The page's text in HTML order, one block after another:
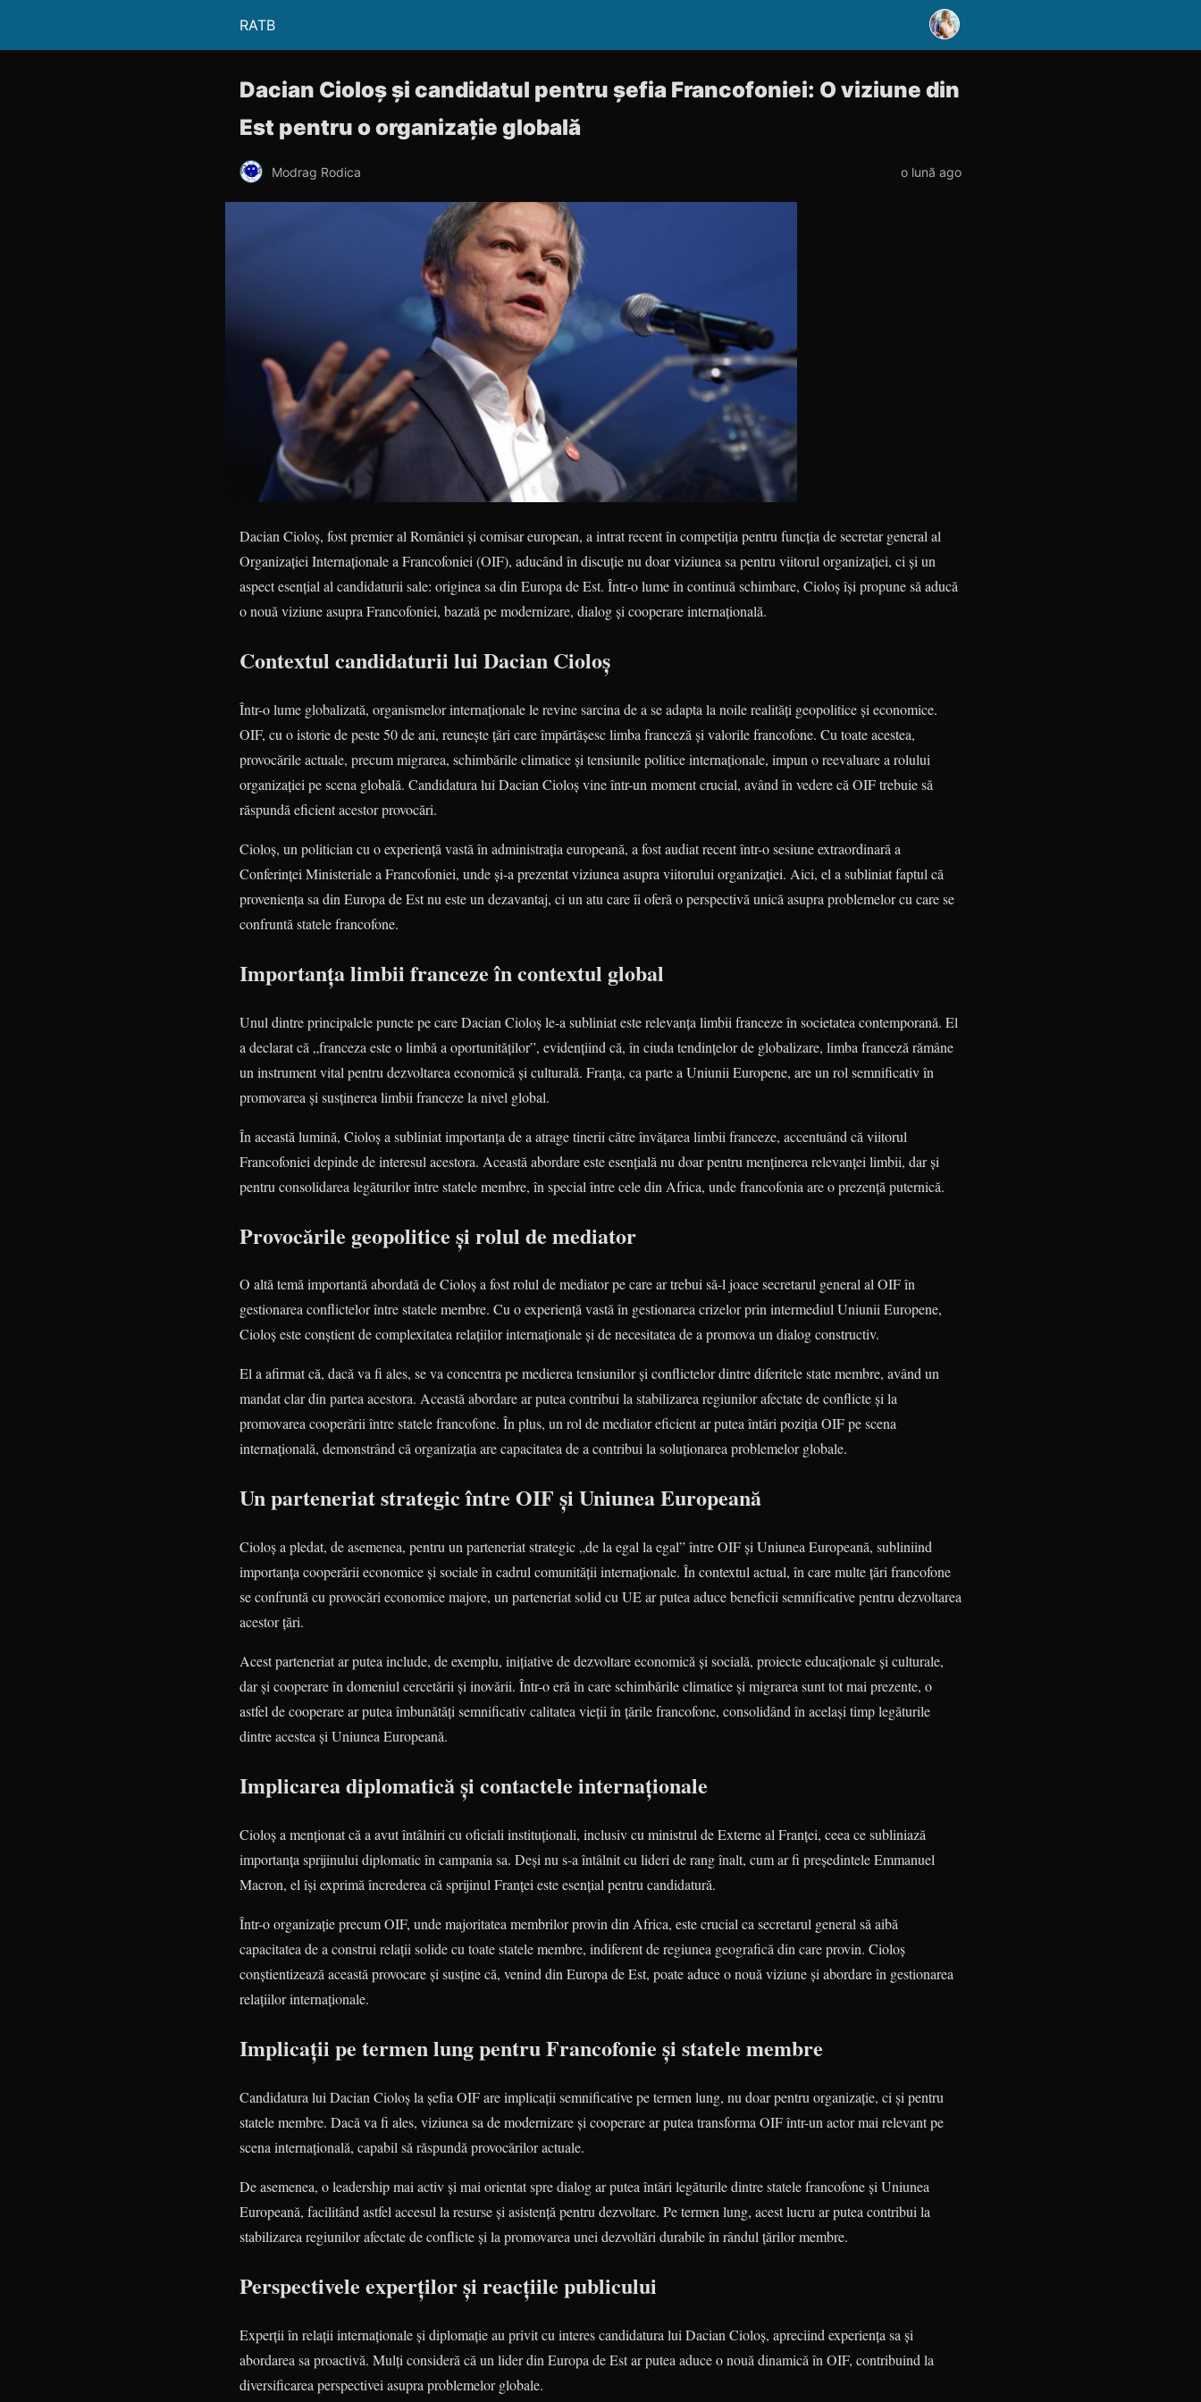
RATB
Dacian Cioloș și candidatul pentru șefia Francofoniei: O viziune din
Est pentru o organizație globală
Modrag Rodica o lună ago
Dacian Cioloș, fost premier al României și comisar european, a intrat recent în competiția pentru funcția de secretar general al
Organizației Internaționale a Francofoniei (OIF), aducând în discuție nu doar viziunea sa pentru viitorul organizației, ci și un
aspect esențial al candidaturii sale: originea sa din Europa de Est. Într-o lume în continuă schimbare, Cioloș își propune să aducă
o nouă viziune asupra Francofoniei, bazată pe modernizare, dialog și cooperare internațională.
Contextul candidaturii lui Dacian Cioloș
Într-o lume globalizată, organismelor internaționale le revine sarcina de a se adapta la noile realități geopolitice și economice.
OIF, cu o istorie de peste 50 de ani, reunește țări care împărtășesc limba franceză și valorile francofone. Cu toate acestea,
provocările actuale, precum migrarea, schimbările climatice și tensiunile politice internaționale, impun o reevaluare a rolului
organizației pe scena globală. Candidatura lui Dacian Cioloș vine într-un moment crucial, având în vedere că OIF trebuie să
răspundă eficient acestor provocări.
Cioloș, un politician cu o experiență vastă în administrația europeană, a fost audiat recent într-o sesiune extraordinară a
Conferinței Ministeriale a Francofoniei, unde și-a prezentat viziunea asupra viitorului organizației. Aici, el a subliniat faptul că
proveniența sa din Europa de Est nu este un dezavantaj, ci un atu care îi oferă o perspectivă unică asupra problemelor cu care se
confruntă statele francofone.
Importanța limbii franceze în contextul global
Unul dintre principalele puncte pe care Dacian Cioloș le-a subliniat este relevanța limbii franceze în societatea contemporană. El
a declarat că „franceza este o limbă a oportunităților”, evidențiind că, în ciuda tendințelor de globalizare, limba franceză rămâne
un instrument vital pentru dezvoltarea economică și culturală. Franța, ca parte a Uniunii Europene, are un rol semnificativ în
promovarea și susținerea limbii franceze la nivel global.
În această lumină, Cioloș a subliniat importanța de a atrage tinerii către învățarea limbii franceze, accentuând că viitorul
Francofoniei depinde de interesul acestora. Această abordare este esențială nu doar pentru menținerea relevanței limbii, dar și
pentru consolidarea legăturilor între statele membre, în special între cele din Africa, unde francofonia are o prezență puternică.
Provocările geopolitice și rolul de mediator
O altă temă importantă abordată de Cioloș a fost rolul de mediator pe care ar trebui să-l joace secretarul general al OIF în
gestionarea conflictelor între statele membre. Cu o experiență vastă în gestionarea crizelor prin intermediul Uniunii Europene,
Cioloș este conștient de complexitatea relațiilor internaționale și de necesitatea de a promova un dialog constructiv.
El a afirmat că, dacă va fi ales, se va concentra pe medierea tensiunilor și conflictelor dintre diferitele state membre, având un
mandat clar din partea acestora. Această abordare ar putea contribui la stabilizarea regiunilor afectate de conflicte și la
promovarea cooperării între statele francofone. În plus, un rol de mediator eficient ar putea întări poziția OIF pe scena
internațională, demonstrând că organizația are capacitatea de a contribui la soluționarea problemelor globale.
Un parteneriat strategic între OIF și Uniunea Europeană
Cioloș a pledat, de asemenea, pentru un parteneriat strategic „de la egal la egal” între OIF și Uniunea Europeană, subliniind
importanța cooperării economice și sociale în cadrul comunității internaționale. În contextul actual, în care multe țări francofone
se confruntă cu provocări economice majore, un parteneriat solid cu UE ar putea aduce beneficii semnificative pentru dezvoltarea
acestor țări.
Acest parteneriat ar putea include, de exemplu, inițiative de dezvoltare economică și socială, proiecte educaționale și culturale,
dar și cooperare în domeniul cercetării și inovării. Într-o eră în care schimbările climatice și migrarea sunt tot mai prezente, o
astfel de cooperare ar putea îmbunătăți semnificativ calitatea vieții în țările francofone, consolidând în același timp legăturile
dintre acestea și Uniunea Europeană.
Implicarea diplomatică și contactele internaționale
Cioloș a menționat că a avut întâlniri cu oficiali instituționali, inclusiv cu ministrul de Externe al Franței, ceea ce subliniază
importanța sprijinului diplomatic în campania sa. Deși nu s-a întâlnit cu lideri de rang înalt, cum ar fi președintele Emmanuel
Macron, el își exprimă încrederea că sprijinul Franței este esențial pentru candidatură.
Într-o organizație precum OIF, unde majoritatea membrilor provin din Africa, este crucial ca secretarul general să aibă
capacitatea de a construi relații solide cu toate statele membre, indiferent de regiunea geografică din care provin. Cioloș
conștientizează această provocare și susține că, venind din Europa de Est, poate aduce o nouă viziune și abordare în gestionarea
relațiilor internaționale.
Implicații pe termen lung pentru Francofonie și statele membre
Candidatura lui Dacian Cioloș la șefia OIF are implicații semnificative pe termen lung, nu doar pentru organizație, ci și pentru
statele membre. Dacă va fi ales, viziunea sa de modernizare și cooperare ar putea transforma OIF într-un actor mai relevant pe
scena internațională, capabil să răspundă provocărilor actuale.
De asemenea, o leadership mai activ și mai orientat spre dialog ar putea întări legăturile dintre statele francofone și Uniunea
Europeană, facilitând astfel accesul la resurse și asistență pentru dezvoltare. Pe termen lung, acest lucru ar putea contribui la
stabilizarea regiunilor afectate de conflicte și la promovarea unei dezvoltări durabile în rândul țărilor membre.
Perspectivele experților și reacțiile publicului
Experții în relații internaționale și diplomație au privit cu interes candidatura lui Dacian Cioloș, apreciind experiența sa și
abordarea sa proactivă. Mulți consideră că un lider din Europa de Est ar putea aduce o nouă dinamică în OIF, contribuind la
diversificarea perspectivei asupra problemelor globale.